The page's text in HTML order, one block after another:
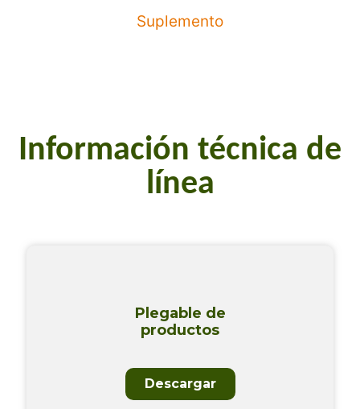
Suplemento
Información técnica de
línea
Plegable de
productos
Descargar